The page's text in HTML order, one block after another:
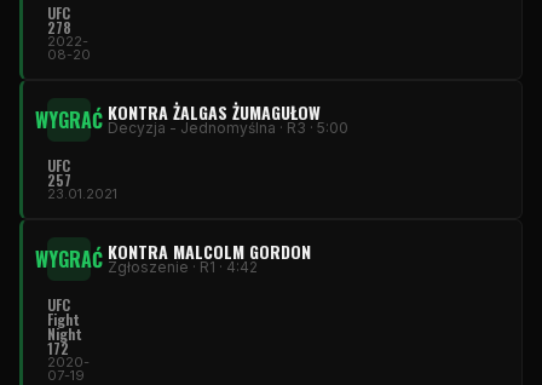
UFC
278
2022-
08-20
WYGRAĆ KONTRA ŻALGAS ŻUMAGUŁOW
Decyzja - Jednomyślna · R3 · 5:00
UFC
257
23.01.2021
WYGRAĆ KONTRA MALCOLM GORDON
Zgłoszenie · R1 · 4:42
UFC
Fight
Night
172
2020-
07-19